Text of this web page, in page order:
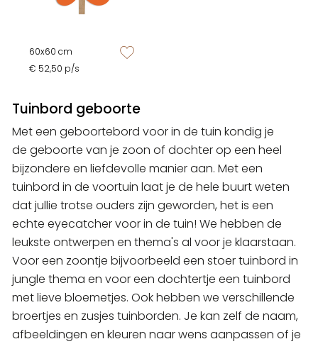
60x60 cm
€ 52,50 p/s
Tuinbord geboorte
Met een geboortebord voor in de tuin kondig je
de geboorte van je zoon of dochter op een heel
bijzondere en liefdevolle manier aan. Met een
tuinbord in de voortuin laat je de hele buurt weten
dat jullie trotse ouders zijn geworden, het is een
echte eyecatcher voor in de tuin! We hebben de
leukste ontwerpen en thema's al voor je klaarstaan.
Voor een zoontje bijvoorbeeld een stoer tuinbord in
jungle thema en voor een dochtertje een tuinbord
met lieve bloemetjes. Ook hebben we verschillende
broertjes en zusjes tuinborden. Je kan zelf de naam,
afbeeldingen en kleuren naar wens aanpassen of je